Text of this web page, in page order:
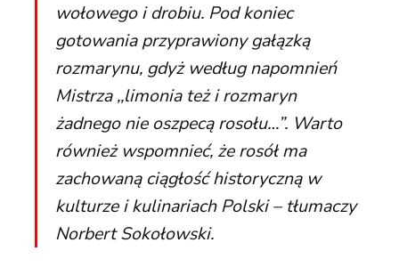
wołowego i drobiu. Pod koniec
gotowania przyprawiony gałązką
rozmarynu, gdyż według napomnień
Mistrza,,limonia też i rozmaryn
żadnego nie oszpecą rosołu…”.Warto
również wspomnieć, że rosół ma
zachowaną ciągłość historyczną w
kulturze i kulinariach Polski – tłumaczy
Norbert Sokołowski.